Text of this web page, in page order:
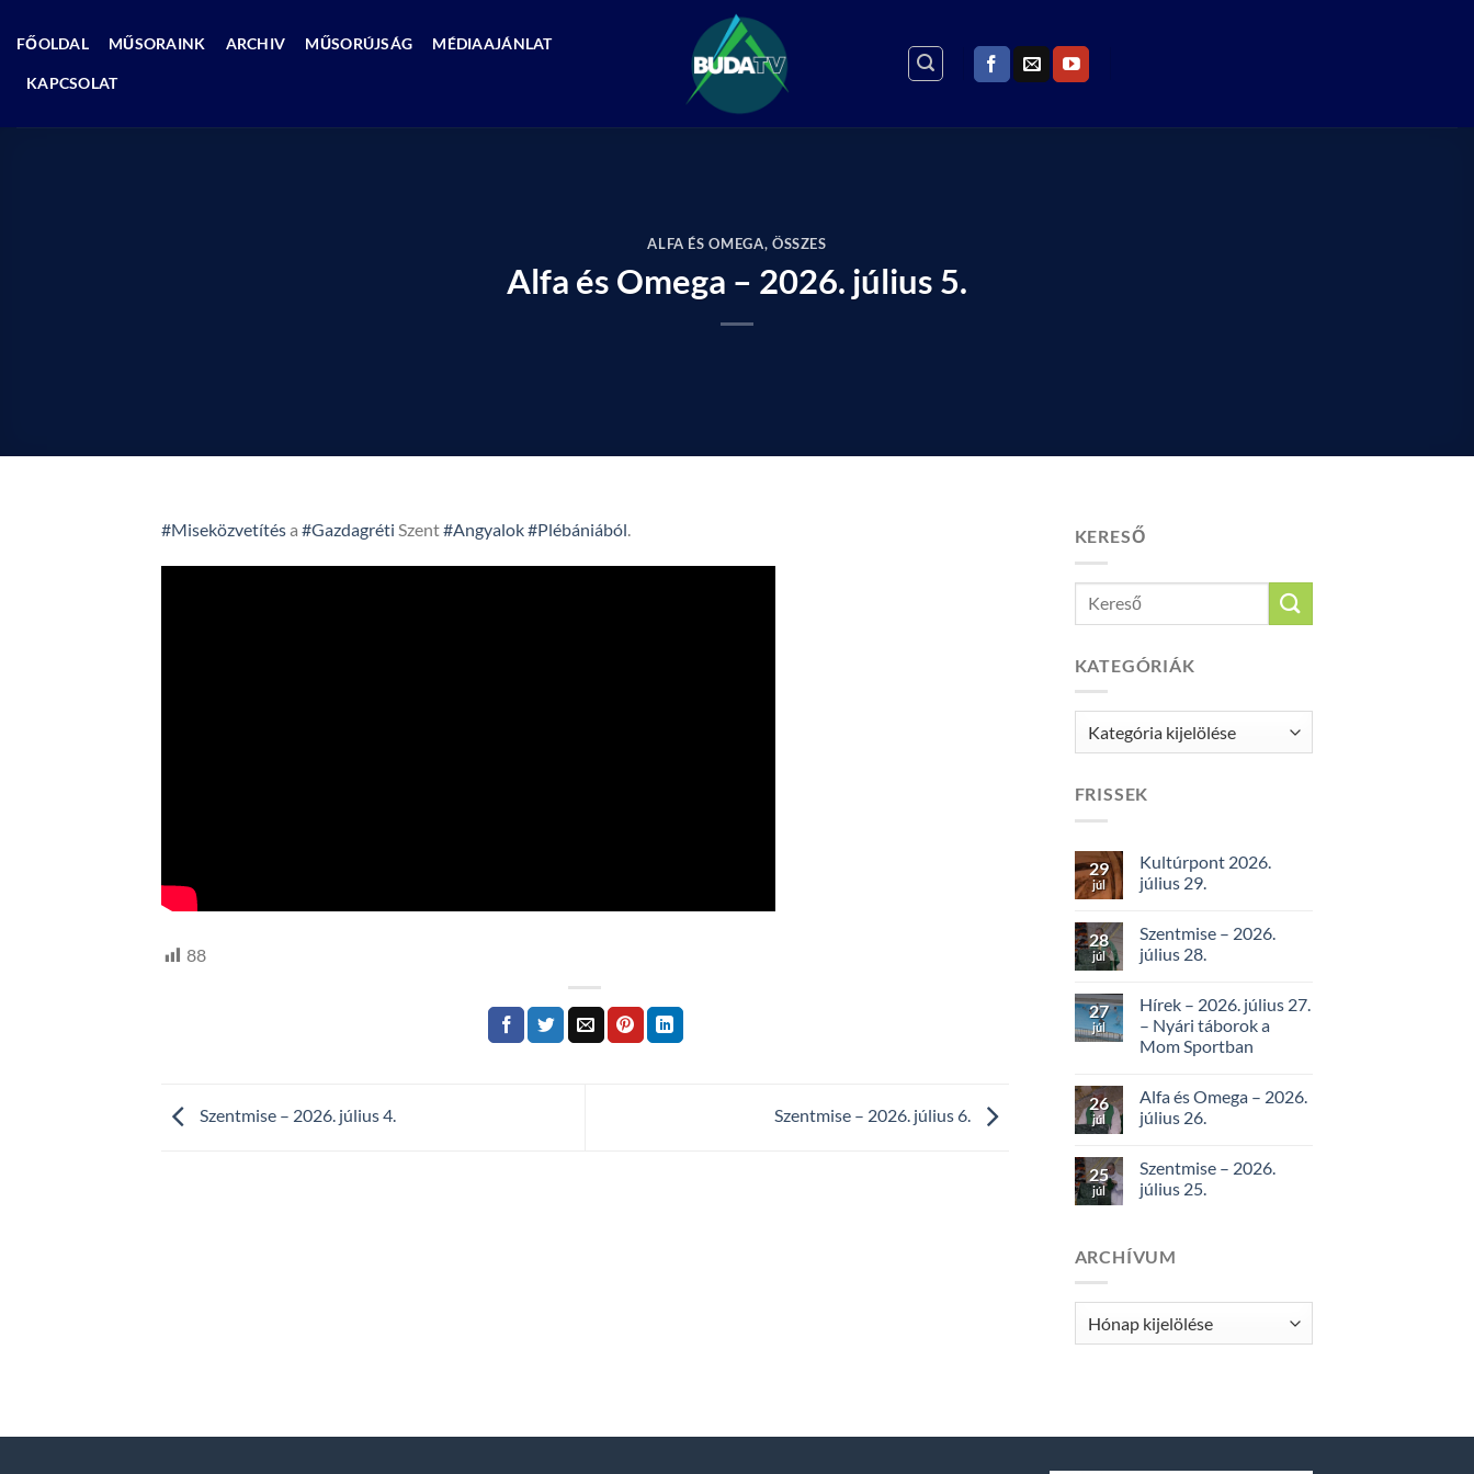
FŐOLDAL MŰSORAINK ARCHIV MŰSORÚJSÁG MÉDIAAJÁNLAT
KAPCSOLAT
ALFA ÉS OMEGA, ÖSSZES
Alfa és Omega – 2026. július 5.
#Miseközvetítésa #Gazdagréti Szent#Angyalok#Plébániából.
88
Szentmise – 2026. július 4. Szentmise – 2026. július 6.
KERESŐ
KATEGÓRIÁK
Kategóriák
FRISSEK
29
júl
Kultúrpont 2026.
július 29.
28
júl
Szentmise – 2026.
július 28.
27
júl
Hírek – 2026. július 27.
– Nyári táborok a
Mom Sportban
26
júl
Alfa és Omega – 2026.
július 26.
25
júl
Szentmise – 2026.
július 25.
ARCHÍVUM
Archívum